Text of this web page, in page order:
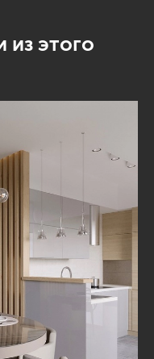
из этого